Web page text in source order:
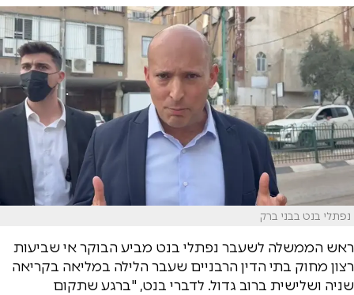
נפתלי בנט בבני ברק
ראש הממשלה לשעבר נפתלי בנט מביע הבוקר אי שביעות
רצון מחוק בתי הדין הרבניים שעבר הלילה במליאה בקריאה
שניה ושלישית ברוב גדול. לדברי בנט, "ברגע שתקום